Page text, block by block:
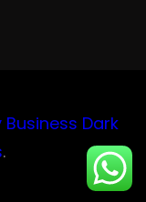
Dark
.